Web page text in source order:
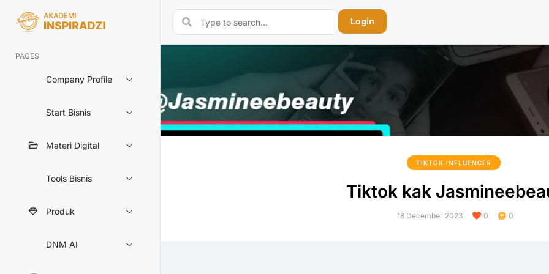
Login
PAGES
Company Profile
Start Bisnis
Materi Digital
Tools Bisnis
Produk
DNM AI
TIKTOK INFLUENCER
Tiktok kak
18 December 2023 0 0